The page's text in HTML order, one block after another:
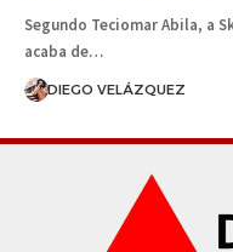
Segundo Teciomar Abila, a
acaba de…
DIEGO VELÁZQUEZ